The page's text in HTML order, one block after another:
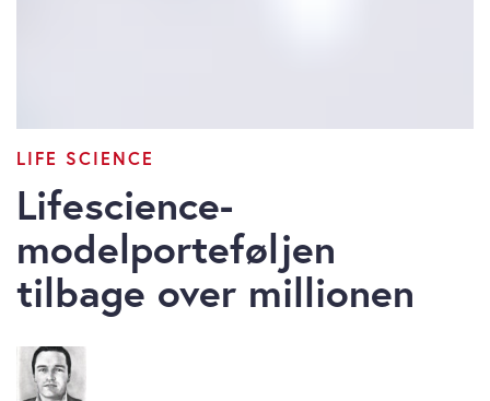
LIFE SCIENCE
Lifescience-
modelporteføljen
tilbage over millionen